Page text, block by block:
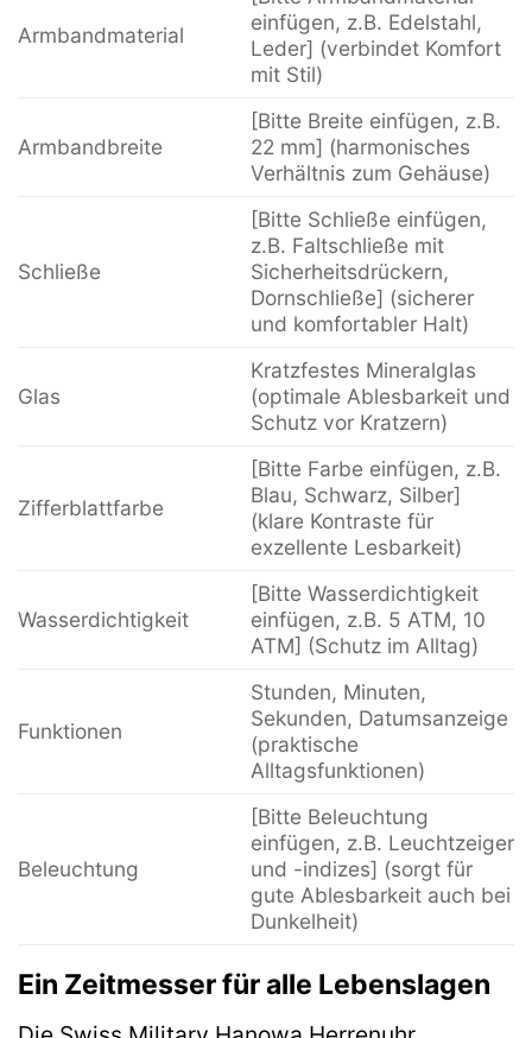
Armbandmaterial
einfügen, z.B. Edelstahl,
Leder] (verbindet Komfort
mit Stil)
Armbandbreite
[Bitte Breite einfügen, z.B.
22 mm] (harmonisches
Verhältnis zum Gehäuse)
Schließe
[Bitte Schließe einfügen,
z.B. Faltschließe mit
Sicherheitsdrückern,
Dornschließe] (sicherer
und komfortabler Halt)
Glas
Kratzfestes Mineralglas
(optimale Ablesbarkeit und
Schutz vor Kratzern)
Zifferblattfarbe
[Bitte Farbe einfügen, z.B.
Blau, Schwarz, Silber]
(klare Kontraste für
exzellente Lesbarkeit)
Wasserdichtigkeit
[Bitte Wasserdichtigkeit
einfügen, z.B. 5 ATM, 10
ATM] (Schutz im Alltag)
Funktionen
Stunden, Minuten,
Sekunden, Datumsanzeige
(praktische
Alltagsfunktionen)
Beleuchtung
[Bitte Beleuchtung
einfügen, z.B. Leuchtzeiger
und -indizes] (sorgt für
gute Ablesbarkeit auch bei
Dunkelheit)
Ein Zeitmesser für alle Lebenslagen